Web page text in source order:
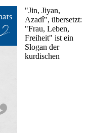
"Jin, Jiyan,
Azadî", übersetzt:
"Frau, Leben,
Freiheit" ist ein
Slogan der
kurdischen